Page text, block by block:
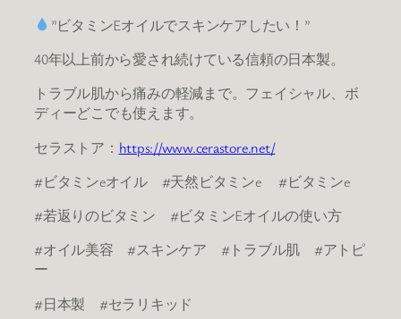
”ビタミンEオイルでスキンケアしたい！”
40年以上前から愛され続けている信頼の日本製。
トラブル肌から痛みの軽減まで。フェイシャル、ボ
ディーどこでも使えます。
セラストア： https://www.cerastore.net/
#ビタミンeオイル #天然ビタミンe #ビタミンe
#若返りのビタミン #ビタミンEオイルの使い方
#オイル美容 #スキンケア #トラブル肌 #アトピ
ー
#日本製 #セラリキッド